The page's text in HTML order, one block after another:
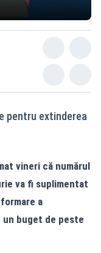
pentru extinderea
vineri că numărul
va fi suplimentat
a
buget de peste